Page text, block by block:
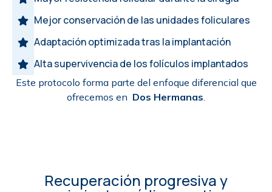
Mejor conservación de las unidades foliculares
Adaptación optimizada tras la implantación
Alta supervivencia de los folículos implantados
Este protocolo forma parte del enfoque diferencial que
ofrecemos en Dos Hermanas.
Recuperación progresiva y